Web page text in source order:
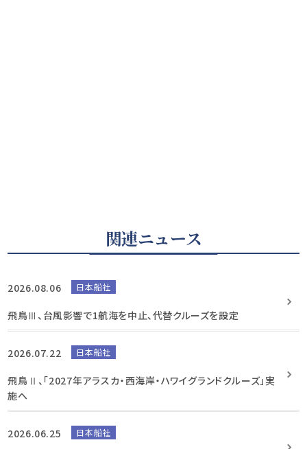
関連ニュース
2026.08.06 日本船社
飛鳥Ⅲ、台風影響で1航海を中止、代替クルーズを設定
2026.07.22 日本船社
飛鳥Ⅱ、「2027年アラスカ・西海岸・ハワイグランドクルーズ」実
施へ
2026.06.25 日本船社